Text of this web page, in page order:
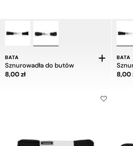
BATA
Sznurowadła do butów
Cena 8,00 zł
8,00 zł
BATA
Cena
8,00